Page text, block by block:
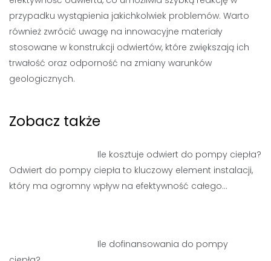
przypadku wystąpienia jakichkolwiek problemów. Warto
również zwrócić uwagę na innowacyjne materiały
stosowane w konstrukcji odwiertów, które zwiększają ich
trwałość oraz odporność na zmiany warunków
geologicznych.
Zobacz także
Ile kosztuje odwiert do pompy ciepła?
Odwiert do pompy ciepła to kluczowy element instalacji,
który ma ogromny wpływ na efektywność całego…
Ile dofinansowania do pompy